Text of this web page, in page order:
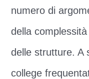
numero di
della
delle strutture. A
college